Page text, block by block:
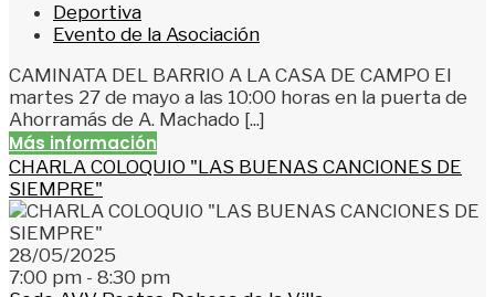
Deportiva
Evento de la Asociación
CAMINATA DEL BARRIO A LA CASA DE CAMPO El
martes 27 de mayo a las 10:00 horas en la puerta de
Ahorramás de A. Machado [...]
Más información
CHARLA COLOQUIO "LAS BUENAS CANCIONES DE
SIEMPRE"
28/05/2025
7:00 pm - 8:30 pm